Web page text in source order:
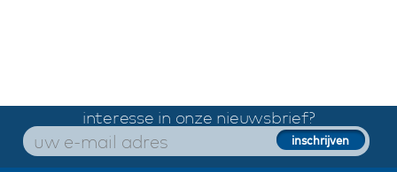
interesse in onze nieuwsbrief?